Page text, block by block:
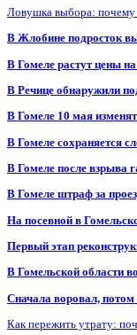
Ловушка выбора: почему
В Жлобине подросток
В Гомеле растут цены
В Речице обнаружили
В Гомеле 10 мая
В Гомеле сохраняется
В Гомеле после взрыва
В Гомеле штраф за
На посевной в
Первый этап
В Гомельской области
Сначала воровал,
Как пережить утрату: